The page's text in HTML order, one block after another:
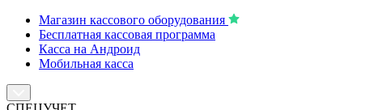
Магазин кассового оборудования
Бесплатная кассовая программа
Касса на Андроид
Мобильная касса